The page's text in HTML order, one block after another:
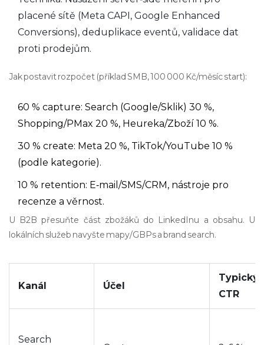
placené sítě (Meta CAPI, Google Enhanced
Conversions), deduplikace eventů, validace dat
proti prodejům.
Jak postavit rozpočet (příklad SMB, 100 000 Kč/měsíc start):
60 % capture: Search (Google/Sklik) 30 %,
Shopping/PMax 20 %, Heureka/Zboží 10 %.
30 % create: Meta 20 %, TikTok/YouTube 10 %
(podle kategorie).
10 % retention: E‑mail/SMS/CRM, nástroje pro
recenze a věrnost.
U B2B přesuňte část zbožáků do LinkedInu a obsahu. U
lokálních služeb navyšte mapy/GBPs a brand search.
Kanál Účel
Typický
CTR
Search